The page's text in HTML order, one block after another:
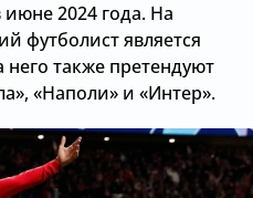
июне 2024 года. На
футболист является
также претендуют
«Наполи» и «Интер».